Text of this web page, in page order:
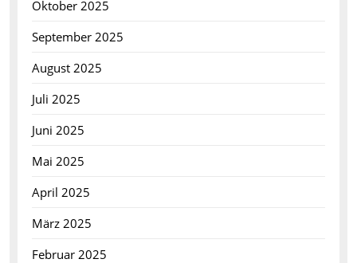
Oktober 2025
September 2025
August 2025
Juli 2025
Juni 2025
Mai 2025
April 2025
März 2025
Februar 2025